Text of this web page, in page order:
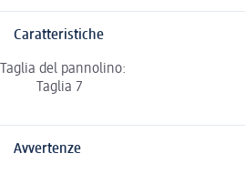
Caratteristiche
Taglia del pannolino:
Taglia 7
Avvertenze